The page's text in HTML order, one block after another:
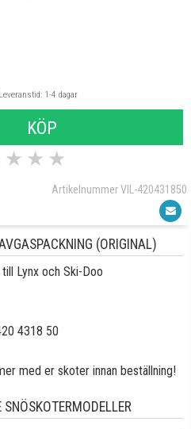
1-4 dagar
KÖP
★ ★ ★
Artikelnummer VIL-420431850
(ORIGINAL)
Lynx och Ski-Doo
4318 50
med er skoter innan beställning!